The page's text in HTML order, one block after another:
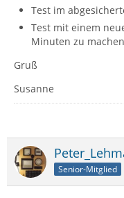
Test im
Test mit einem
Minuten zu
Gruß
Susanne
Senior-Mitglied